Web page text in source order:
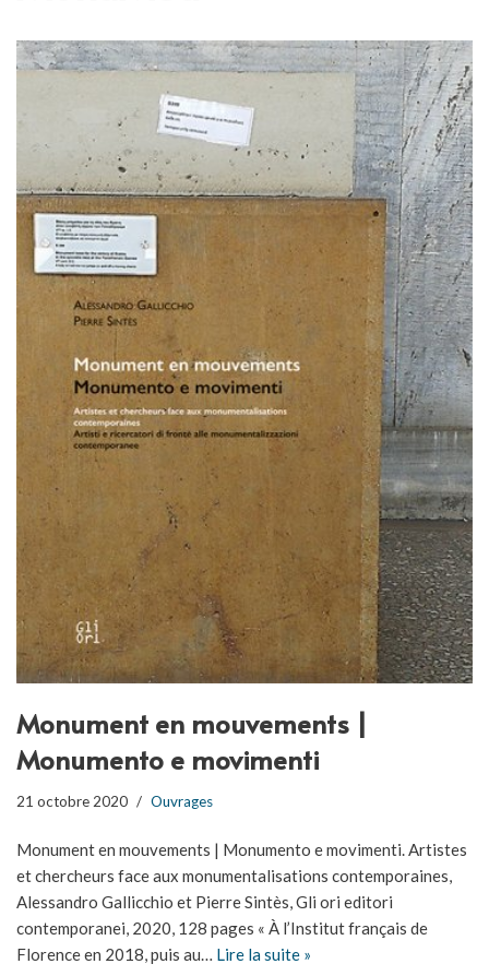
Monument en mouvements |
Monumento e movimenti
21 octobre 2020 Ouvrages
Monument en mouvements | Monumento e movimenti. Artistes
et chercheurs face aux monumentalisations contemporaines,
Alessandro Gallicchio et Pierre Sintès, Gli ori editori
contemporanei, 2020, 128 pages « À l’Institut français de
Florence en 2018, puis au… Lire la suite »